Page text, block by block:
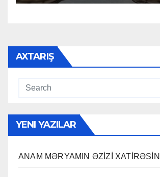
AXTARIŞ
YENI YAZILAR
ANAM MƏRYAMIN ƏZİZİ